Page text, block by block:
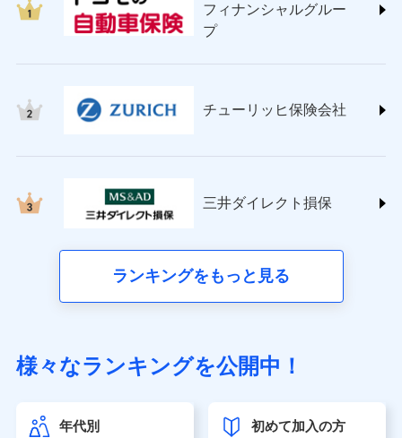
(https://www.sompo-direct.co.jp/)
チューリッヒ保険会社 (https://www.zurich.co.jp/)
(https://www.nisshinfire.co.jp/)
(https://www.petfamilyins.co.jp/)
ins.com/)
三井ダイレクト損害保険株式会社
（https://www.sonylife.co.jp）
第一ネオ生命保険株式会社（https://neofirst.co.jp/）
フィナンシャルグルー
プ
チューリッヒ保険会社
三井ダイレクト損保
ランキングをもっと見る
様々なランキングを公開中！
年代別 初めて加入の方